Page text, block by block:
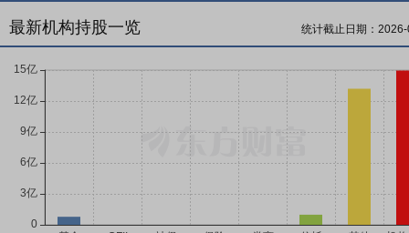
最新机构持股一览 统计截止日期：